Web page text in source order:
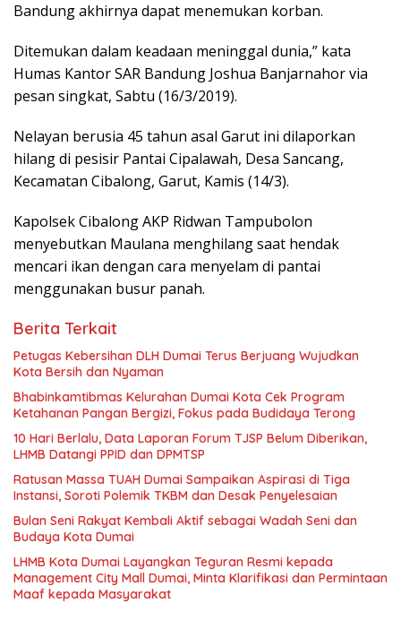
Bandung akhirnya dapat menemukan korban.
Ditemukan dalam keadaan meninggal dunia,” kata
Humas Kantor SAR Bandung Joshua Banjarnahor via
pesan singkat, Sabtu (16/3/2019).
Nelayan berusia 45 tahun asal Garut ini dilaporkan
hilang di pesisir Pantai Cipalawah, Desa Sancang,
Kecamatan Cibalong, Garut, Kamis (14/3).
Kapolsek Cibalong AKP Ridwan Tampubolon
menyebutkan Maulana menghilang saat hendak
mencari ikan dengan cara menyelam di pantai
menggunakan busur panah.
Berita Terkait
Petugas Kebersihan DLH Dumai Terus Berjuang Wujudkan
Kota Bersih dan Nyaman
Bhabinkamtibmas Kelurahan Dumai Kota Cek Program
Ketahanan Pangan Bergizi, Fokus pada Budidaya Terong
10 Hari Berlalu, Data Laporan Forum TJSP Belum Diberikan,
LHMB Datangi PPID dan DPMTSP
Ratusan Massa TUAH Dumai Sampaikan Aspirasi di Tiga
Instansi, Soroti Polemik TKBM dan Desak Penyelesaian
Bulan Seni Rakyat Kembali Aktif sebagai Wadah Seni dan
Budaya Kota Dumai
LHMB Kota Dumai Layangkan Teguran Resmi kepada
Management City Mall Dumai, Minta Klarifikasi dan Permintaan
Maaf kepada Masyarakat